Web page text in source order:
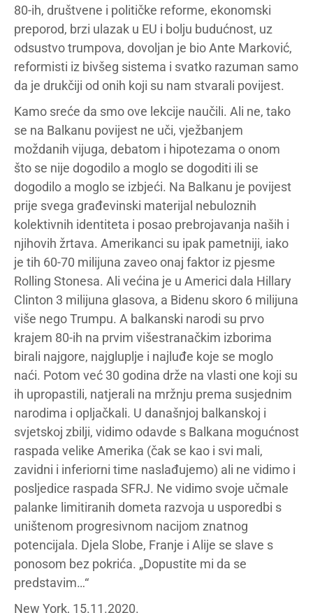
80-ih, društvene i političke reforme, ekonomski
preporod, brzi ulazak u EU i bolju budućnost, uz
odsustvo trumpova, dovoljan je bio Ante Marković,
reformisti iz bivšeg sistema i svatko razuman samo
da je drukčiji od onih koji su nam stvarali povijest.
Kamo sreće da smo ove lekcije naučili. Ali ne, tako
se na Balkanu povijest ne uči, vježbanjem
moždanih vijuga, debatom i hipotezama o onom
što se nije dogodilo a moglo se dogoditi ili se
dogodilo a moglo se izbjeći. Na Balkanu je povijest
prije svega građevinski materijal nebuloznih
kolektivnih identiteta i posao prebrojavanja naših i
njihovih žrtava. Amerikanci su ipak pametniji, iako
je tih 60-70 milijuna zaveo onaj faktor iz pjesme
Rolling Stonesa. Ali većina je u Americi dala Hillary
Clinton 3 milijuna glasova, a Bidenu skoro 6 milijuna
više nego Trumpu. A balkanski narodi su prvo
krajem 80-ih na prvim višestranačkim izborima
birali najgore, najgluplje i najluđe koje se moglo
naći. Potom već 30 godina drže na vlasti one koji su
ih upropastili, natjerali na mržnju prema susjednim
narodima i opljačkali. U današnjoj balkanskoj i
svjetskoj zbilji, vidimo odavde s Balkana mogućnost
raspada velike Amerika (čak se kao i svi mali,
zavidni i inferiorni time naslađujemo) ali ne vidimo i
posljedice raspada SFRJ. Ne vidimo svoje učmale
palanke limitiranih dometa razvoja u usporedbi s
uništenom progresivnom nacijom znatnog
potencijala. Djela Slobe, Franje i Alije se slave s
ponosom bez pokrića. „Dopustite mi da se
predstavim…“
New York, 15.11.2020.